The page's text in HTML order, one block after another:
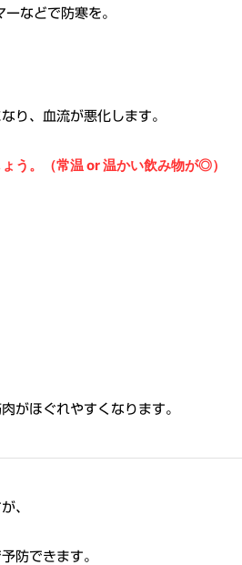
などで防寒を。
り、血流が悪化します。
う。（常温 or 温かい飲み物が◎）
がほぐれやすくなります。
、
防できます。